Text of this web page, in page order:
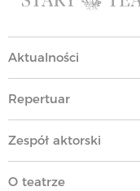
Aktualności
Repertuar
Zespół aktorski
O teatrze